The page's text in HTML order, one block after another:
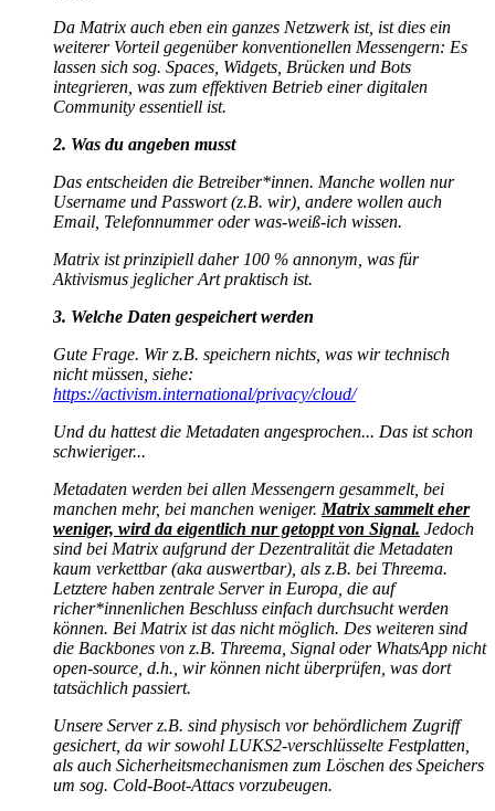
Da Matrix auch eben ein ganzes Netzwerk ist, ist dies ein
weiterer Vorteil gegenüber konventionellen Messengern: Es
lassen sich sog. Spaces, Widgets, Brücken und Bots
integrieren, was zum effektiven Betrieb einer digitalen
Community essentiell ist.
2. Was du angeben musst
Das entscheiden die Betreiber*innen. Manche wollen nur
Username und Passwort (z.B. wir), andere wollen auch
Email, Telefonnummer oder was-weiß-ich wissen.
Matrix ist prinzipiell daher 100 % annonym, was für
Aktivismus jeglicher Art praktisch ist.
3. Welche Daten gespeichert werden
Gute Frage. Wir z.B. speichern nichts, was wir technisch
nicht müssen, siehe:
https://activism.international/privacy/cloud/
Und du hattest die Metadaten angesprochen... Das ist schon
schwieriger...
Metadaten werden bei allen Messengern gesammelt, bei
manchen mehr, bei manchen weniger. Matrix sammelt eher
weniger, wird da eigentlich nur getoppt von Signal. Jedoch
sind bei Matrix aufgrund der Dezentralität die Metadaten
kaum verkettbar (aka auswertbar), als z.B. bei Threema.
Letztere haben zentrale Server in Europa, die auf
richer*innenlichen Beschluss einfach durchsucht werden
können. Bei Matrix ist das nicht möglich. Des weiteren sind
die Backbones von z.B. Threema, Signal oder WhatsApp nicht
open-source, d.h., wir können nicht überprüfen, was dort
tatsächlich passiert.
Unsere Server z.B. sind physisch vor behördlichem Zugriff
gesichert, da wir sowohl LUKS2-verschlüsselte Festplatten,
als auch Sicherheitsmechanismen zum Löschen des Speichers
um sog. Cold-Boot-Attacs vorzubeugen.